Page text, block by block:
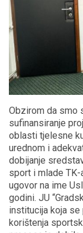
Obzirom da smo
sufinansiranje
oblasti tjelesne
urednom i
dobijanje
sport i mlade
ugovor na ime
godini. JU
institucija koja se
korištenja